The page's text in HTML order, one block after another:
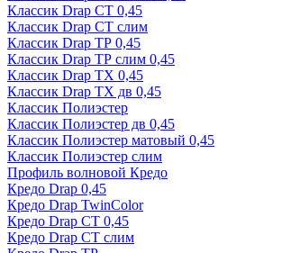
Классик Drap СТ 0,45
Классик Drap СТ слим
Классик Drap ТР 0,45
Классик Drap ТР слим 0,45
Классик Drap ТХ 0,45
Классик Drap ТХ дв 0,45
Классик Полиэстер
Классик Полиэстер дв 0,45
Классик Полиэстер матовый 0,45
Классик Полиэстер слим
Профиль волновой Кредо
Кредо Drap 0,45
Кредо Drap TwinColor
Кредо Drap СТ 0,45
Кредо Drap СТ слим